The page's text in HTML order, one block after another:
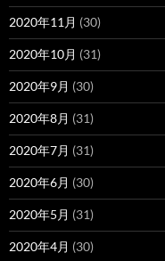
2020年11月 (30)
2020年10月 (31)
2020年9月 (30)
2020年8月 (31)
2020年7月 (31)
2020年6月 (30)
2020年5月 (31)
2020年4月 (30)